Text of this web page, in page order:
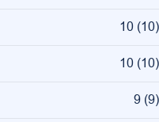
10 (10)
10 (10)
9 (9)